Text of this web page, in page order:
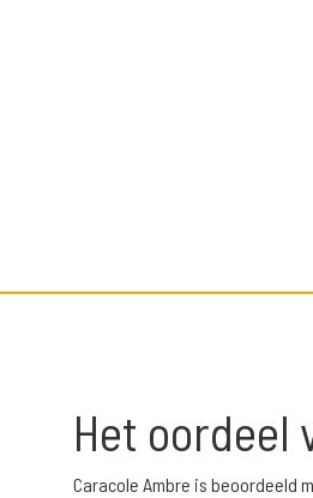
Het oordeel
Caracole Ambre is beoordeeld